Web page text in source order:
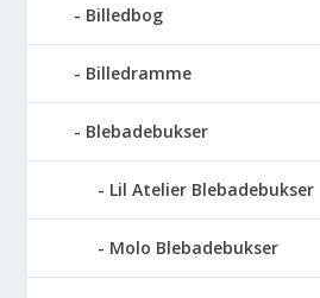
Billedbog
Billedramme
Blebadebukser
Lil Atelier Blebadebukser
Molo Blebadebukser